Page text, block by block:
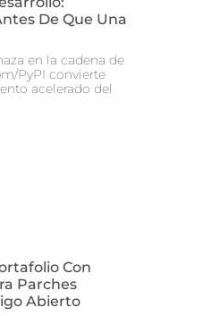
De Que Una
en la cadena de
PyPI convierte
acelerado del
Con
Parches
Abierto